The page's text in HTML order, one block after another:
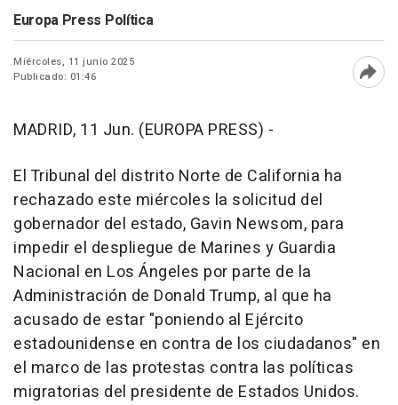
Europa Press Política
Miércoles, 11 junio 2025
Publicado: 01:46
MADRID, 11 Jun. (EUROPA PRESS) -
El Tribunal del distrito Norte de California ha
rechazado este miércoles la solicitud del
gobernador del estado, Gavin Newsom, para
impedir el despliegue de Marines y Guardia
Nacional en Los Ángeles por parte de la
Administración de Donald Trump, al que ha
acusado de estar "poniendo al Ejército
estadounidense en contra de los ciudadanos" en
el marco de las protestas contra las políticas
migratorias del presidente de Estados Unidos.